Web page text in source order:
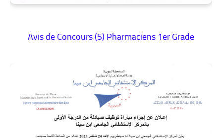
Avis de Concours (5) Pharmaciens 1er Grade